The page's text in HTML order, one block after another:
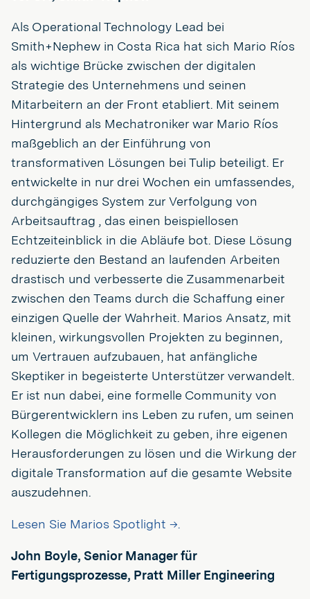
Als Operational Technology Lead bei
Smith+Nephew in Costa Rica hat sich Mario Ríos
als wichtige Brücke zwischen der digitalen
Strategie des Unternehmens und seinen
Mitarbeitern an der Front etabliert. Mit seinem
Hintergrund als Mechatroniker war Mario Ríos
maßgeblich an der Einführung von
transformativen Lösungen bei Tulip beteiligt. Er
entwickelte in nur drei Wochen ein umfassendes,
durchgängiges System zur Verfolgung von
Arbeitsauftrag , das einen beispiellosen
Echtzeiteinblick in die Abläufe bot. Diese Lösung
reduzierte den Bestand an laufenden Arbeiten
drastisch und verbesserte die Zusammenarbeit
zwischen den Teams durch die Schaffung einer
einzigen Quelle der Wahrheit. Marios Ansatz, mit
kleinen, wirkungsvollen Projekten zu beginnen,
um Vertrauen aufzubauen, hat anfängliche
Skeptiker in begeisterte Unterstützer verwandelt.
Er ist nun dabei, eine formelle Community von
Bürgerentwicklern ins Leben zu rufen, um seinen
Kollegen die Möglichkeit zu geben, ihre eigenen
Herausforderungen zu lösen und die Wirkung der
digitale Transformation auf die gesamte Website
auszudehnen.
Lesen Sie Marios Spotlight →.
John Boyle, Senior Manager für
Fertigungsprozesse, Pratt Miller Engineering